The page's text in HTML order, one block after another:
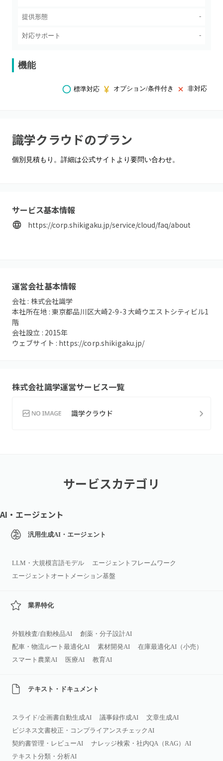
提供形態 -
対応サポート -
機能
標準対応 オプション/条件付き 非対応
識学クラウドのプラン
個別見積もり。詳細は公式サイトより要問い合わせ。
サービス基本情報
https://corp.shikigaku.jp/service/cloud/faq/about
運営会社基本情報
会社 : 株式会社識学
本社所在地 :東京都品川区大崎2-9-3 大崎ウエストシティビル1
階
会社設立 : 2015年
ウェブサイト : https://corp.shikigaku.jp/
株式会社識学運営サービス一覧
識学クラウド
サービスカテゴリ
AI・エージェント
汎用生成AI・エージェント
LLM・大規模言語モデル
エージェントフレームワーク
エージェントオートメーション基盤
業界特化
外観検査/自動検品AI
創薬・分子設計AI
配車・物流ルート最適化AI
素材開発AI
在庫最適化AI（小売）
スマート農業AI
医療AI 教育AI
テキスト・ドキュメント
スライド/企画書自動生成AI 議事録作成AI
文章生成AI
ビジネス文書校正・コンプライアンスチェックAI
契約書管理・レビューAI
ナレッジ検索・社内QA（RAG）AI
テキスト分類・分析AI